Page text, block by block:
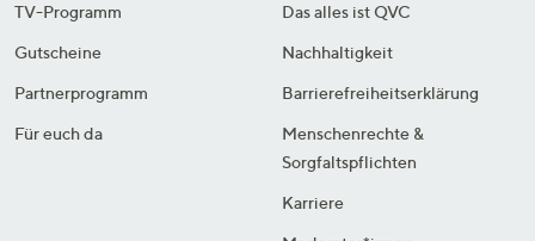
TV-Programm
Gutscheine
Partnerprogramm
Für euch da
Das alles ist QVC
Nachhaltigkeit
Barrierefreiheitserklärung
Menschenrechte &
Sorgfaltspflichten
Karriere